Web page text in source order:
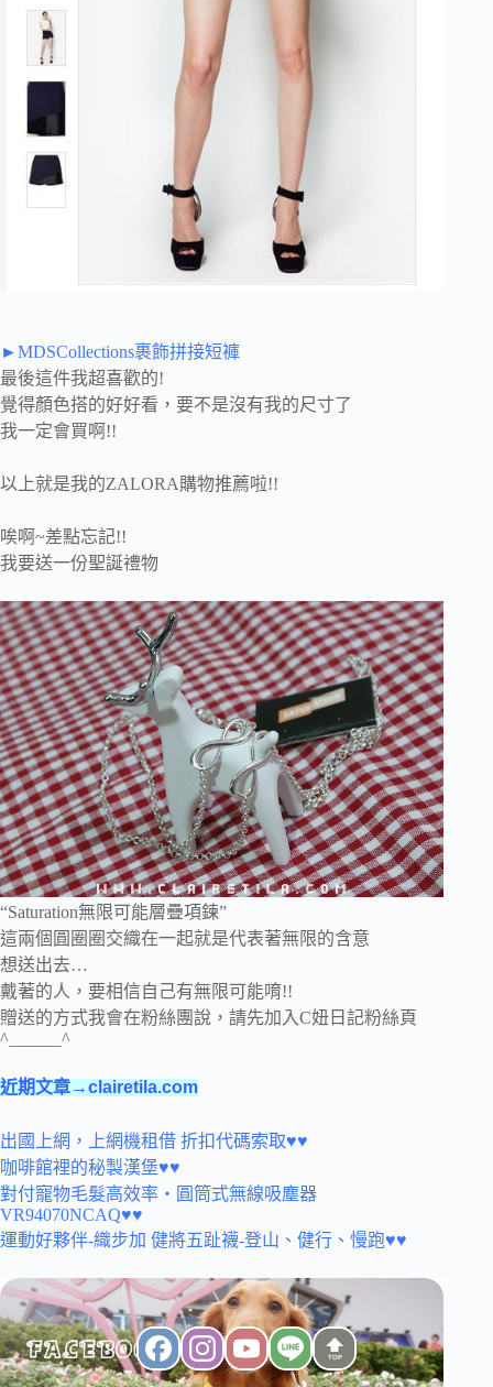
►MDSCollections裹飾拼接短褲
最後這件我超喜歡的!
覺得顏色搭的好好看，要不是沒有我的尺寸了
我一定會買啊!!
以上就是我的ZALORA購物推薦啦!!
唉啊~差點忘記!!
我要送一份聖誕禮物
“Saturation無限可能層疊項鍊”
這兩個圓圈圈交織在一起就是代表著無限的含意
想送出去…
戴著的人，要相信自己有無限可能唷!!
贈送的方式我會在粉絲團說，請先加入C妞日記粉絲頁
^______^
近期文章→clairetila.com
出國上網，上網機租借 折扣代碼索取♥♥
咖啡館裡的秘製漢堡♥♥
對付寵物毛髮高效率‧圓筒式無線吸塵器
VR94070NCAQ♥♥
運動好夥伴-織步加 健將五趾襪-登山、健行、慢跑♥♥
TOP